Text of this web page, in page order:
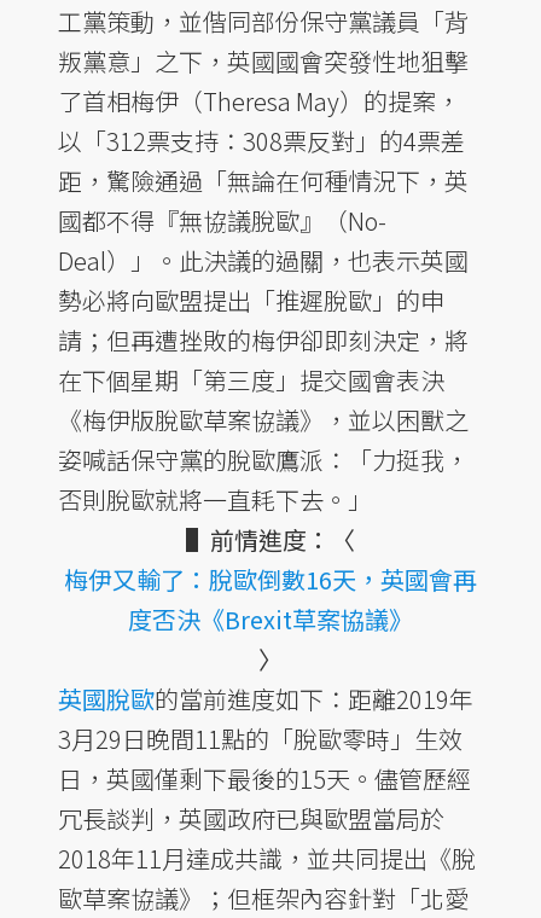
工黨策動，並偕同部份保守黨議員「背
叛黨意」之下，英國國會突發性地狙擊
了首相梅伊（Theresa May）的提案，
以「312票支持：308票反對」的4票差
距，驚險通過「無論在何種情況下，英
國都不得『無協議脫歐』（No-
Deal）」。此決議的過關，也表示英國
勢必將向歐盟提出「推遲脫歐」的申
請；但再遭挫敗的梅伊卻即刻決定，將
在下個星期「第三度」提交國會表決
《梅伊版脫歐草案協議》，並以困獸之
姿喊話保守黨的脫歐鷹派：「力挺我，
否則脫歐就將一直耗下去。」
▌前情進度：〈
梅伊又輸了：脫歐倒數16天，英國會再
度否決《Brexit草案協議》
〉
英國脫歐的當前進度如下：距離2019年
3月29日晚間11點的「脫歐零時」生效
日，英國僅剩下最後的15天。儘管歷經
冗長談判，英國政府已與歐盟當局於
2018年11月達成共識，並共同提出《脫
歐草案協議》；但框架內容針對「北愛